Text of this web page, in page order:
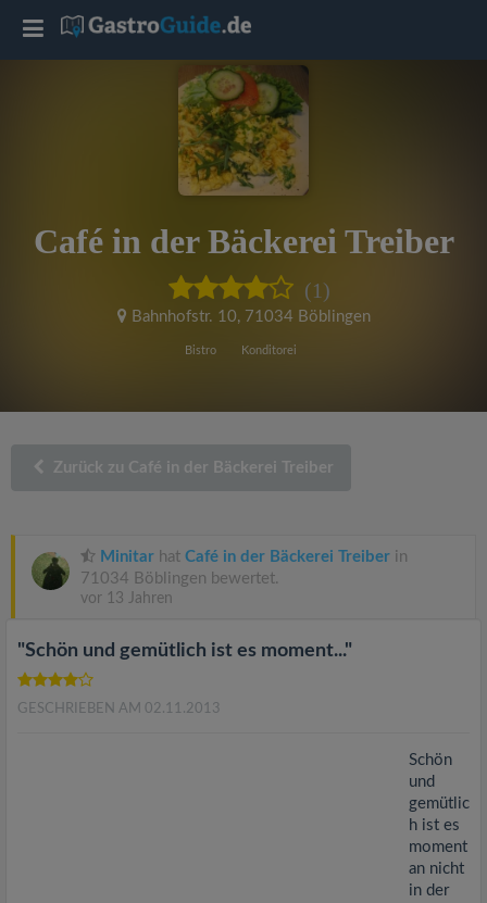
Café in der Bäckerei Treiber
(1)
Bahnhofstr. 10, 71034 Böblingen
Bistro Konditorei
Zurück zu Café in der Bäckerei Treiber
Minitar hat Café in der Bäckerei Treiber in
71034 Böblingen bewertet.
vor 13 Jahren
"Schön und gemütlich ist es moment..."
GESCHRIEBEN AM 02.11.2013
Schön
und
gemütlic
h ist es
moment
an nicht
in der
T
l
a
t